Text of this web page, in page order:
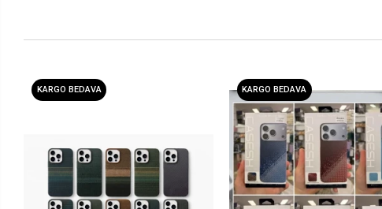
KARGO BEDAVA KARGO BEDAVA